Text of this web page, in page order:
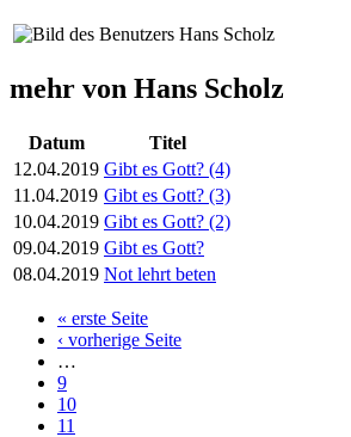
mehr von Hans Scholz
Datum
Titel
12.04.2019 Gibt es Gott? (4)
11.04.2019 Gibt es Gott? (3)
10.04.2019 Gibt es Gott? (2)
09.04.2019 Gibt es Gott?
08.04.2019 Not lehrt beten
Seiten« erste Seite
‹ vorherige Seite
…
9
10
11